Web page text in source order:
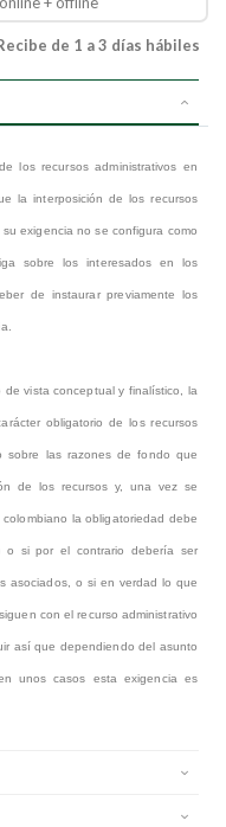
de 1 a 3 días hábiles
los recursos administrativos en
la interposición de los recursos
exigencia no se configura como
sobre los interesados en los
de instaurar previamente los
vista conceptual y finalístico, la
obligatorio de los recursos
sobre las razones de fondo que
de los recursos y, una vez se
la obligatoriedad debe
o si por el contrario debería ser
asociados, o si en verdad lo que
con el recurso administrativo
así que dependiendo del asunto
unos casos esta exigencia es